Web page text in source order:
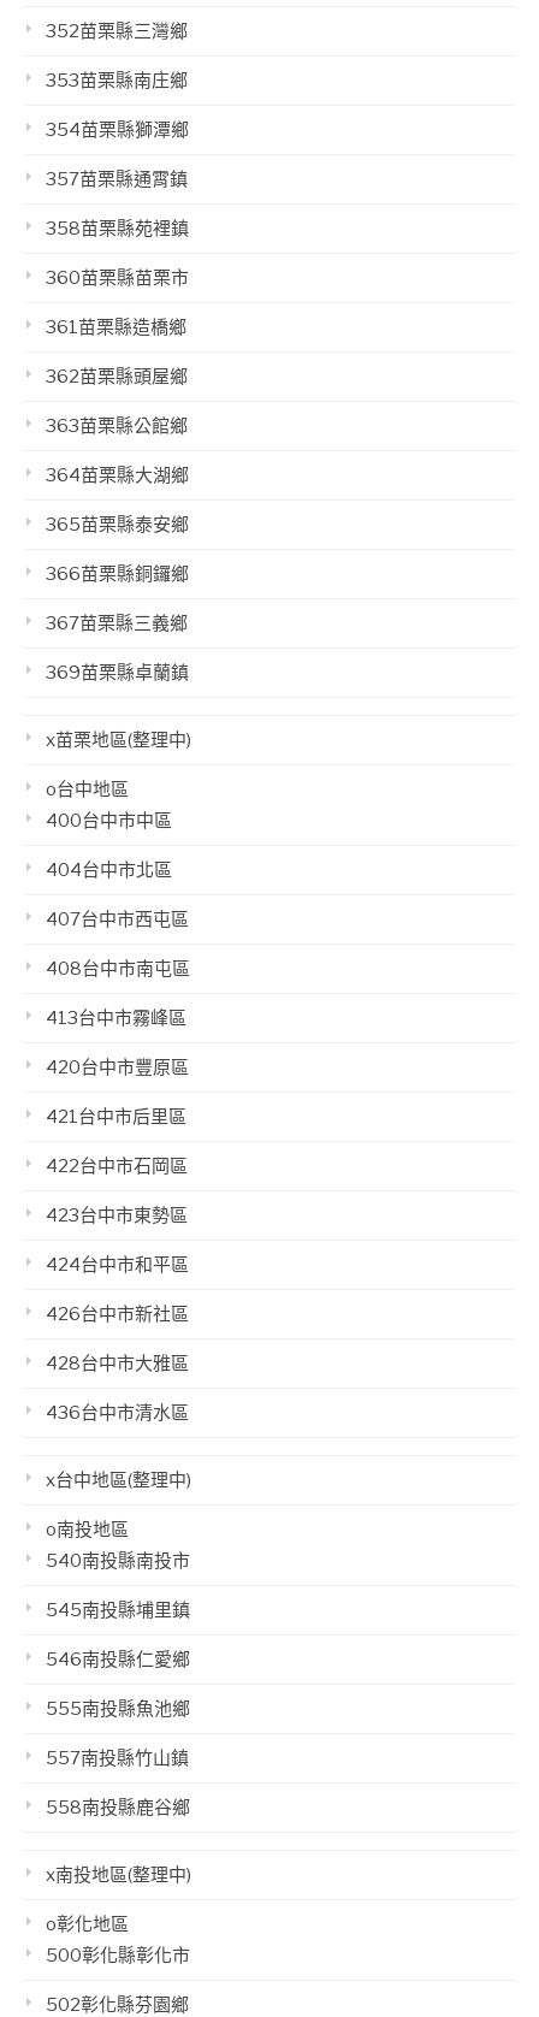
352苗栗縣三灣鄉
353苗栗縣南庄鄉
354苗栗縣獅潭鄉
357苗栗縣通霄鎮
358苗栗縣苑裡鎮
360苗栗縣苗栗市
361苗栗縣造橋鄉
362苗栗縣頭屋鄉
363苗栗縣公館鄉
364苗栗縣大湖鄉
365苗栗縣泰安鄉
366苗栗縣銅鑼鄉
367苗栗縣三義鄉
369苗栗縣卓蘭鎮
x苗栗地區(整理中)
o台中地區
400台中市中區
404台中市北區
407台中市西屯區
408台中市南屯區
413台中市霧峰區
420台中市豐原區
421台中市后里區
422台中市石岡區
423台中市東勢區
424台中市和平區
426台中市新社區
428台中市大雅區
436台中市清水區
x台中地區(整理中)
o南投地區
540南投縣南投市
545南投縣埔里鎮
546南投縣仁愛鄉
555南投縣魚池鄉
557南投縣竹山鎮
558南投縣鹿谷鄉
x南投地區(整理中)
o彰化地區
500彰化縣彰化市
502彰化縣芬園鄉